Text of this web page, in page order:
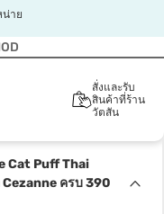
น่าย
สั่งและรับ
สินค้าที่ร้าน
วัตสัน
Cat Puff Thai
Cezanne ครบ 390